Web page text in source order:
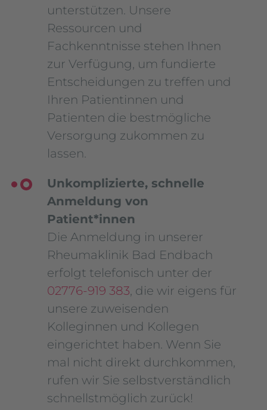
unterstützen. Unsere
Ressourcen und
Fachkenntnisse stehen Ihnen
zur Verfügung, um fundierte
Entscheidungen zu treffen und
Ihren Patientinnen und
Patienten die bestmögliche
Versorgung zukommen zu
lassen.
Unkomplizierte, schnelle
Anmeldung von
Patient*innen
Die Anmeldung in unserer
Rheumaklinik Bad Endbach
erfolgt telefonisch unter der
02776-919 383, die wir eigens für
unsere zuweisenden
Kolleginnen und Kollegen
eingerichtet haben. Wenn Sie
mal nicht direkt durchkommen,
rufen wir Sie selbstverständlich
schnellstmöglich zurück!